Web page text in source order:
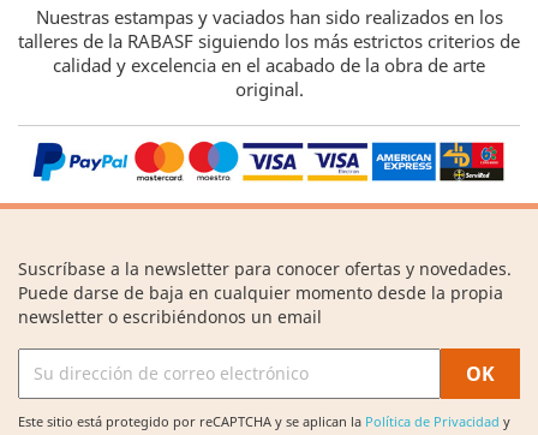
Nuestras estampas y vaciados han sido realizados en los
talleres de la RABASF siguiendo los más estrictos criterios de
calidad y excelencia en el acabado de la obra de arte
original.
Suscríbase a la newsletter para conocer ofertas y novedades.
Puede darse de baja en cualquier momento desde la propia
newsletter o escribiéndonos un email
Este sitio está protegido por reCAPTCHA y se aplican la Política de Privacidad y